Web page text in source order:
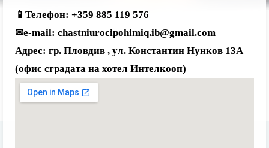
📱 Телефон: +359 885 119 576
✉е-mail: chastniurocipohimiq.ib@gmail.com
Адрес: гр. Пловдив , ул. Константин Нунков 13А
(офис сградата на хотел Интелкооп)